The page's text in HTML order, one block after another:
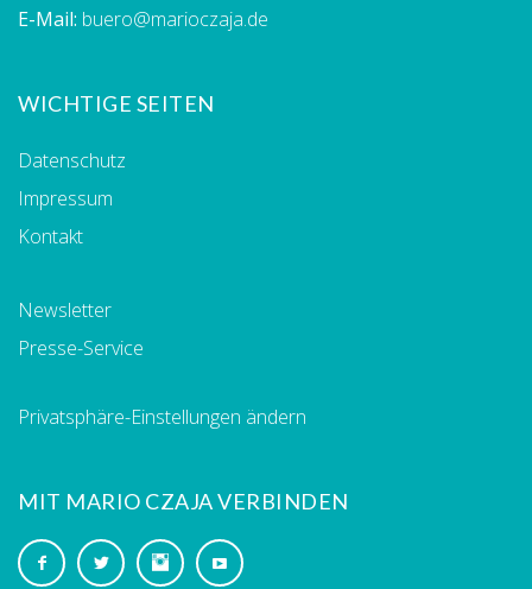
E-Mail: buero@marioczaja.de
WICHTIGE SEITEN
Datenschutz
Impressum
Kontakt
Newsletter
Presse-Service
Privatsphäre-Einstellungen ändern
MIT MARIO CZAJA VERBINDEN